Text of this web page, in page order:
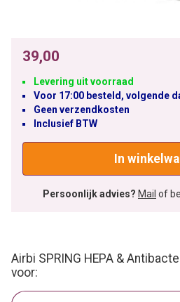
39,00
Levering uit voorraad
Voor 17:00 besteld, volgende
Geen verzendkosten
Inclusief BTW
In
Persoonlijk advies? Mail of
Airbi SPRING HEPA &
voor: